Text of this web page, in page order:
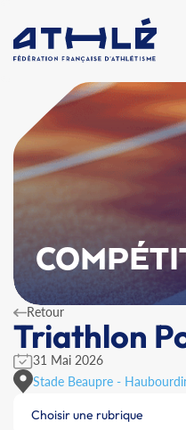
Retour
Triathlon
31 Mai 2026
Stade Beaupre -
Choisir une rubrique